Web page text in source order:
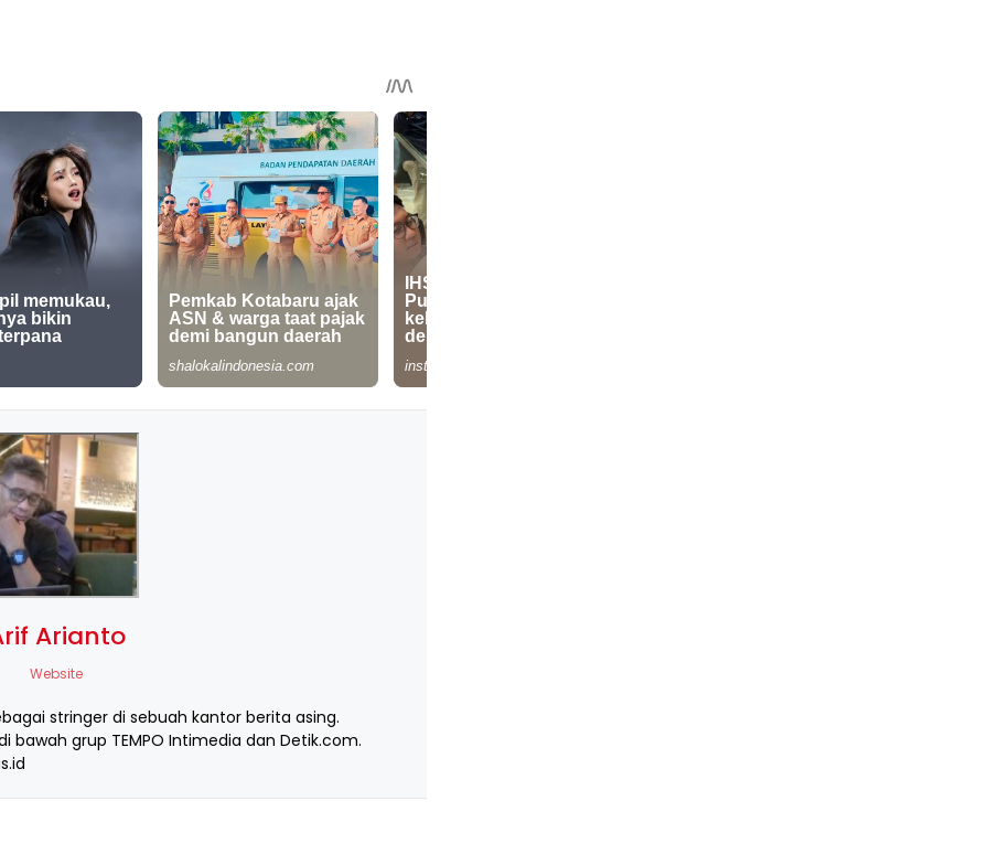
Arianto
Website
stringer di sebuah kantor berita asing.
grup TEMPO Intimedia dan Detik.com.